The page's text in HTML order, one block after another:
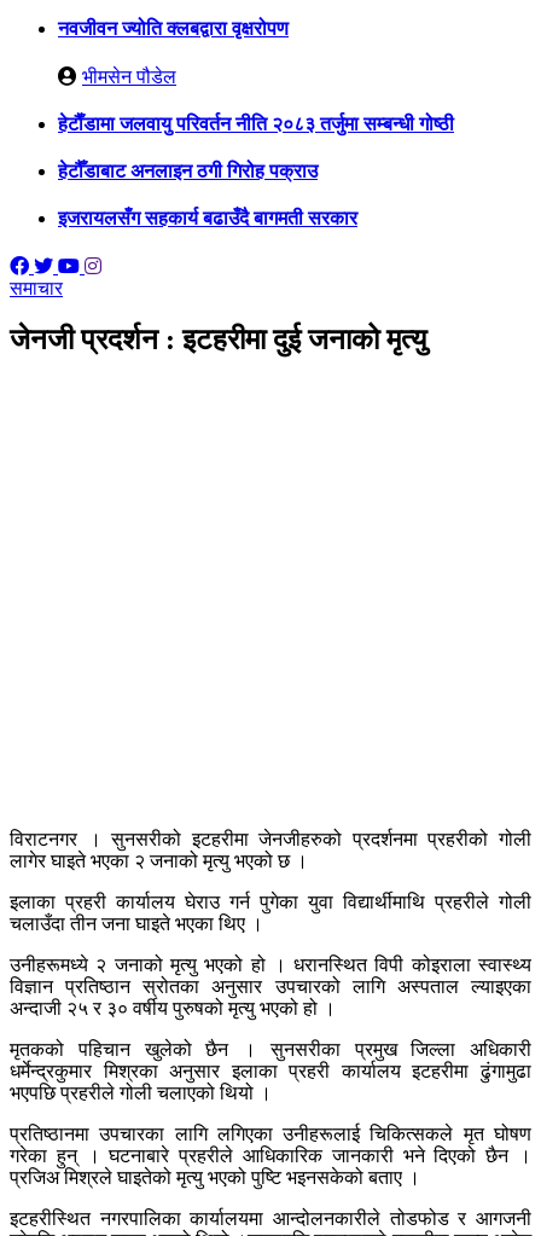
नवजीवन ज्योति क्लबद्वारा वृक्षरोपण
भीमसेन पौडेल
हेटाैँडामा जलवायु परिवर्तन नीति २०८३ तर्जुमा सम्बन्धी गोष्ठी
हेटौँडाबाट अनलाइन ठगी गिरोह पक्राउ
इजरायलसँग सहकार्य बढाउँदै बागमती सरकार
समाचार
जेनजी प्रदर्शन : इटहरीमा दुई जनाको मृत्यु
विराटनगर । सुनसरीको इटहरीमा जेनजीहरुको प्रदर्शनमा प्रहरीको गोली
लागेर घाइते भएका २ जनाको मृत्यु भएको छ ।
इलाका प्रहरी कार्यालय घेराउ गर्न पुगेका युवा विद्यार्थीमाथि प्रहरीले गोली
चलाउँदा तीन जना घाइते भएका थिए ।
उनीहरूमध्ये २ जनाको मृत्यु भएको हो । धरानस्थित विपी कोइराला स्वास्थ्य
विज्ञान प्रतिष्ठान स्रोतका अनुसार उपचारको लागि अस्पताल ल्याइएका
अन्दाजी २५ र ३० वर्षीय पुरुषको मृत्यु भएको हो ।
मृतकको पहिचान खुलेको छैन । सुनसरीका प्रमुख जिल्ला अधिकारी
धर्मेन्द्रकुमार मिश्रका अनुसार इलाका प्रहरी कार्यालय इटहरीमा ढुंगामुढा
भएपछि प्रहरीले गोली चलाएको थियो ।
प्रतिष्ठानमा उपचारका लागि लगिएका उनीहरूलाई चिकित्सकले मृत घोषण
गरेका हुन् । घटनाबारे प्रहरीले आधिकारिक जानकारी भने दिएको छैन ।
प्रजिअ मिश्रले घाइतेको मृत्यु भएको पुष्टि भइनसकेको बताए ।
इटहरीस्थित नगरपालिका कार्यालयमा आन्दोलनकारीले तोडफोड र आगजनी